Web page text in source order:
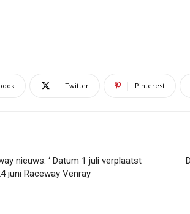
Twitter Pinterest
nieuws: ‘ Datum 1 juli verplaatst
juni Raceway Venray